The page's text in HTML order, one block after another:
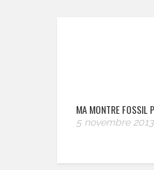
MA MONTRE FOSSIL
5 novembre 2013